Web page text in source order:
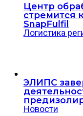
Центр
стремится
SnapFulfil
Логистика
ЭЛИПС
Новости